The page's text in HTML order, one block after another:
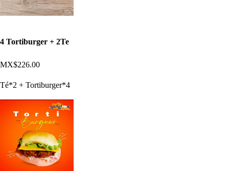
4 Tortiburger + 2Te
MX$226.00
Té*2 + Tortiburger*4